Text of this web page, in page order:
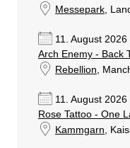
Messepark,
11. August 2026
Arch Enemy - Back
Rebellion ,
11. August 2026
Rose Tattoo - One
Kammgarn ,